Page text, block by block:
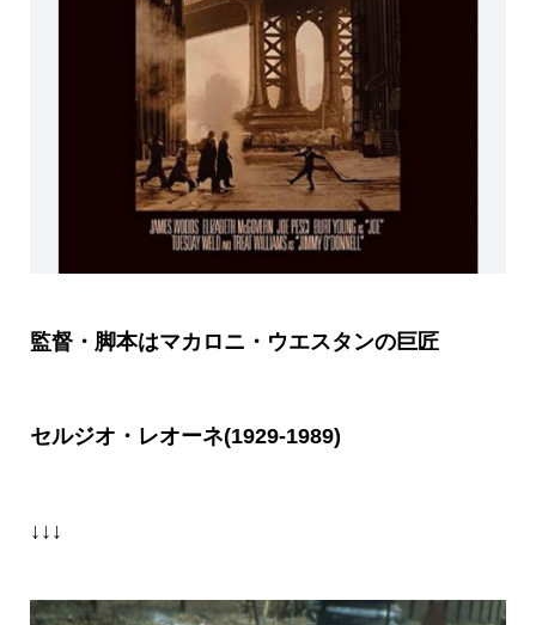
監督・脚本はマカロニ・ウエスタンの巨匠
セルジオ・レオーネ(1929-1989)
↓↓↓